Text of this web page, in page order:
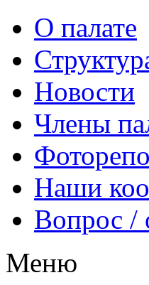
О палате
Новости
Члены
Наши
Вопрос /
Меню